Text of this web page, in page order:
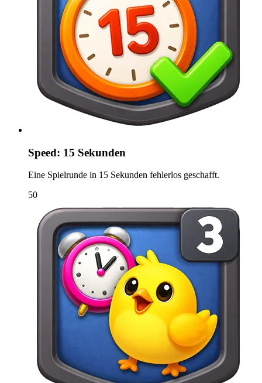
Speed: 15 Sekunden
Eine Spielrunde in 15 Sekunden fehlerlos geschafft.
50